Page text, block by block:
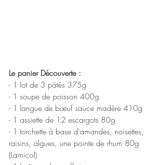
Le panier Découverte :
- 1 lot de 3 pâtés 375g
- 1 soupe de poisson 400g
- 1 langue de bœuf sauce madère 410g
- 1 assiette de 12 escargots 80g
- 1 torchette à base d'amandes, noisettes,
raisins, algues, une pointe de rhum 80g
(Larnicol)